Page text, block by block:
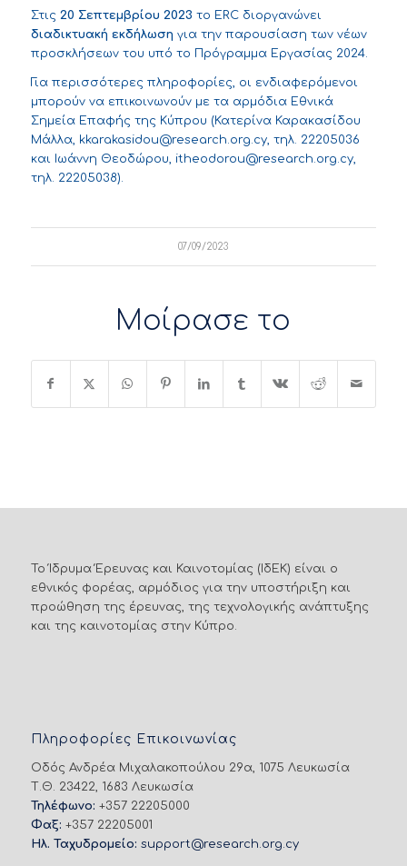
Στις 20 Σεπτεμβρίου 2023 το ERC διοργανώνει
διαδικτυακή εκδήλωση για την παρουσίαση των νέων
προσκλήσεων του υπό το Πρόγραμμα Εργασίας 2024.
Για περισσότερες πληροφορίες, οι ενδιαφερόμενοι
μπορούν να επικοινωνούν με τα αρμόδια Εθνικά
Σημεία Επαφής της Κύπρου (Κατερίνα Καρακασίδου
Μάλλα, kkarakasidou@research.org.cy, τηλ. 22205036
και Ιωάννη Θεοδώρου, itheodorou@research.org.cy,
τηλ. 22205038).
07/09/2023
Μοίρασε το
Το Ίδρυμα Έρευνας και Καινοτομίας (ΙδΕΚ) είναι ο
εθνικός φορέας, αρμόδιος για την υποστήριξη και
προώθηση της έρευνας, της τεχνολογικής ανάπτυξης
και της καινοτομίας στην Κύπρο.
Πληροφορίες Επικοινωνίας
Οδός Ανδρέα Μιχαλακοπούλου 29α, 1075 Λευκωσία
Τ.Θ. 23422, 1683 Λευκωσία
Τηλέφωνο: +357 22205000
Φαξ: +357 22205001
Ηλ. Ταχυδρομείο: support@research.org.cy